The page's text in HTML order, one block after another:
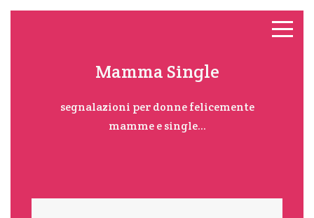
Mamma Single
segnalazioni per donne felicemente
mamme e single...